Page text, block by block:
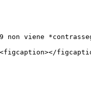
viene